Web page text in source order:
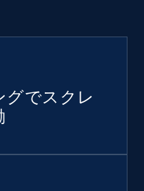
グでスクレ